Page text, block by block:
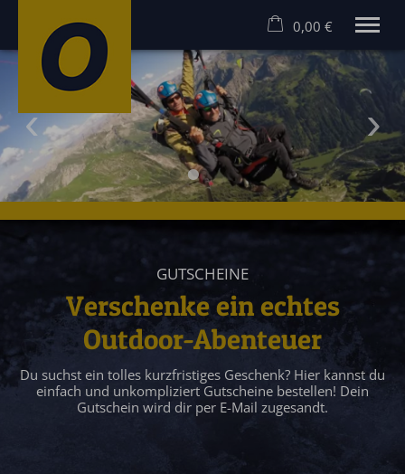
MEHR ERLEBEN! RAFTING UND CANYONING IM ALLGÄU
Rafting Allgäu
Canyoning Allgäu
Hostel
Angebote
Gruppen
Gutscheine
Kontakt
0,00 €
×
Warenkorb ist leer
GUTSCHEINE
Verschenke ein echtes
Outdoor-Abenteuer
Du suchst ein tolles kurzfristiges Geschenk? Hier kannst du
einfach und unkompliziert Gutscheine bestellen! Dein
Gutschein wird dir per E-Mail zugesandt.